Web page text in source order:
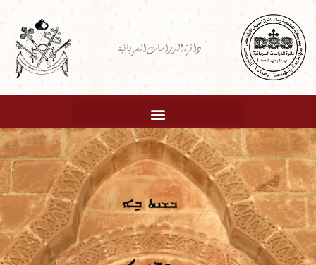
إلى
المحتوى
دائرة الدراسات السريانية